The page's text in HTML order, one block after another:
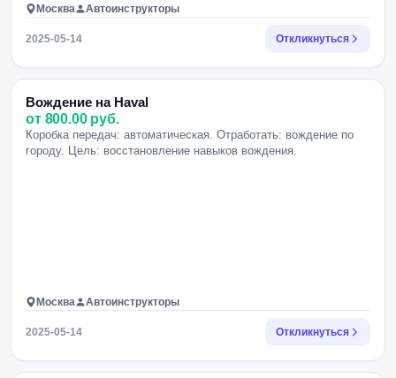
Москва Автоинструкторы
2025-05-14 Откликнуться
Вождение на Haval
от 800.00 руб.
Коробка передач: автоматическая. Отработать: вождение по
городу. Цель: восстановление навыков вождения.
Москва Автоинструкторы
2025-05-14 Откликнуться